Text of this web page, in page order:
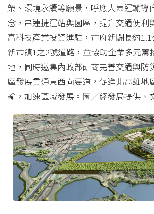
榮、環境永續等願景，呼應大眾運輸導
念，串連捷運站與園區，提升交通便利
高科技產業投資進駐，市府新闢長約1.1
新市鎮1之2號道路，並協助企業多元籌
地，同時邀集內政部研商完善交通與防
區發展貫通東西向要道，促進北高雄地
輸，加速區域發展。圖／經發局提供、